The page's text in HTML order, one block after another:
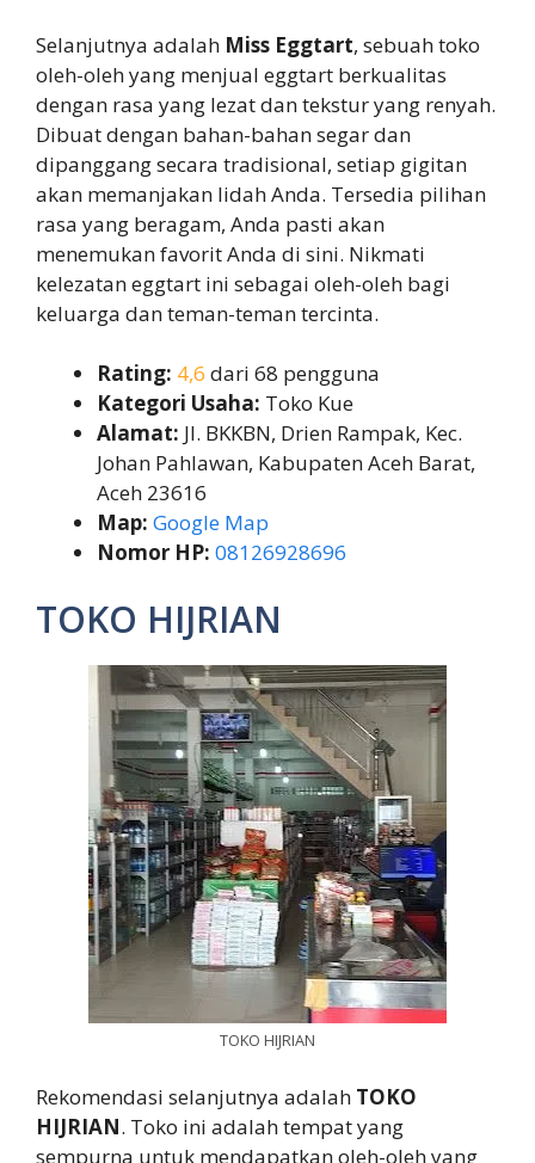
Selanjutnya adalah Miss Eggtart, sebuah toko
oleh-oleh yang menjual eggtart berkualitas
dengan rasa yang lezat dan tekstur yang renyah.
Dibuat dengan bahan-bahan segar dan
dipanggang secara tradisional, setiap gigitan
akan memanjakan lidah Anda. Tersedia pilihan
rasa yang beragam, Anda pasti akan
menemukan favorit Anda di sini. Nikmati
kelezatan eggtart ini sebagai oleh-oleh bagi
keluarga dan teman-teman tercinta.
Rating: 4,6 dari 68 pengguna
Kategori Usaha: Toko Kue
Alamat: Jl. BKKBN, Drien Rampak, Kec.
Johan Pahlawan, Kabupaten Aceh Barat,
Aceh 23616
Map: Google Map
Nomor HP: 08126928696
TOKO HIJRIAN
TOKO HIJRIAN
Rekomendasi selanjutnya adalah TOKO
HIJRIAN. Toko ini adalah tempat yang
sempurna untuk mendapatkan oleh-oleh yang